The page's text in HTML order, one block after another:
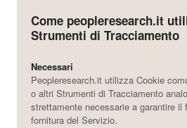
Come peopleresearch.it
Strumenti di Tracciamento
Necessari
Peopleresearch.it utilizza Cookie
o altri Strumenti di Tracciamento
strettamente necessarie a garantire il
fornitura del Servizio.